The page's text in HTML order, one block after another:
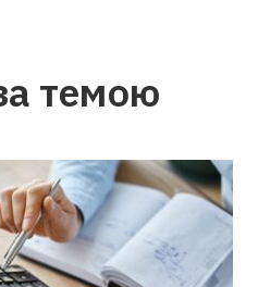
темою